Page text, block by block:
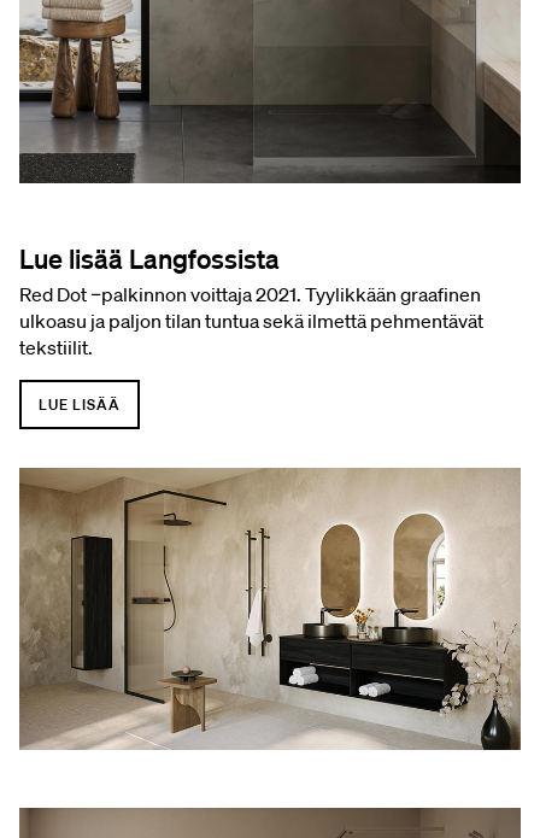
Lue lisää Langfossista
Red Dot ‑palkinnon voittaja 2021. Tyylikkään graafinen
ulkoasu ja paljon tilan tuntua sekä ilmettä pehmentävät
tekstiilit.
LUE LISÄÄ